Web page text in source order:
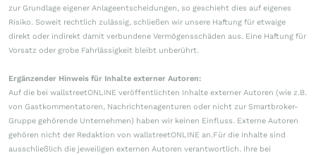
zur Grundlage eigener Anlageentscheidungen, so geschieht dies auf eigenes
Risiko. Soweit rechtlich zulässig, schließen wir unsere Haftung für etwaige
direkt oder indirekt damit verbundene Vermögensschäden aus. Eine Haftung für
Vorsatz oder grobe Fahrlässigkeit bleibt unberührt.
Ergänzender Hinweis für Inhalte externer Autoren:
Auf die bei wallstreetONLINE veröffentlichten Inhalte externer Autoren (wie z.B.
von Gastkommentatoren, Nachrichtenagenturen oder nicht zur Smartbroker-
Gruppe gehörende Unternehmen) haben wir keinen Einfluss. Externe Autoren
gehören nicht der Redaktion von wallstreetONLINE an.Für die Inhalte sind
ausschließlich die jeweiligen externen Autoren verantwortlich. Ihre bei